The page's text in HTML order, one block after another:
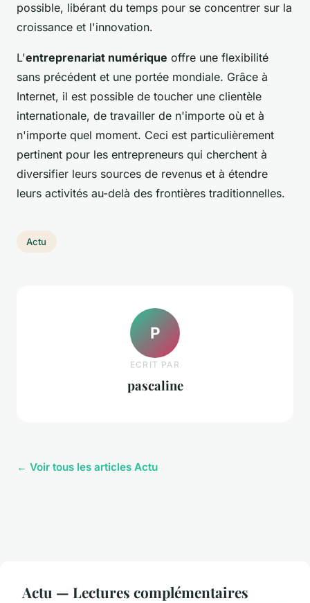
possible, libérant du temps pour se concentrer sur la
croissance et l'innovation.
L'entreprenariat numérique offre une flexibilité
sans précédent et une portée mondiale. Grâce à
Internet, il est possible de toucher une clientèle
internationale, de travailler de n'importe où et à
n'importe quel moment. Ceci est particulièrement
pertinent pour les entrepreneurs qui cherchent à
diversifier leurs sources de revenus et à étendre
leurs activités au-delà des frontières traditionnelles.
Actu
P
ECRIT PAR
pascaline
← Voir tous les articles Actu
Actu — Lectures complémentaires